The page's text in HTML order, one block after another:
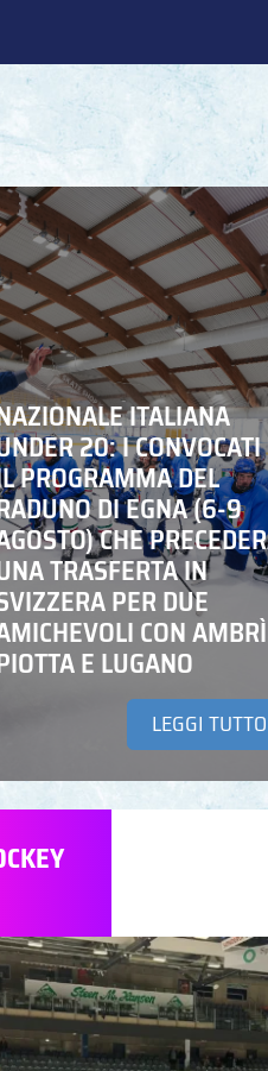
ITALIANA
20: I CONVOCATI
PROGRAMMA DEL
DI EGNA (6-9
CHE
TRASFERTA IN
PER DUE
CON AMBRÌ
E LUGANO
LEGGI TUTTO